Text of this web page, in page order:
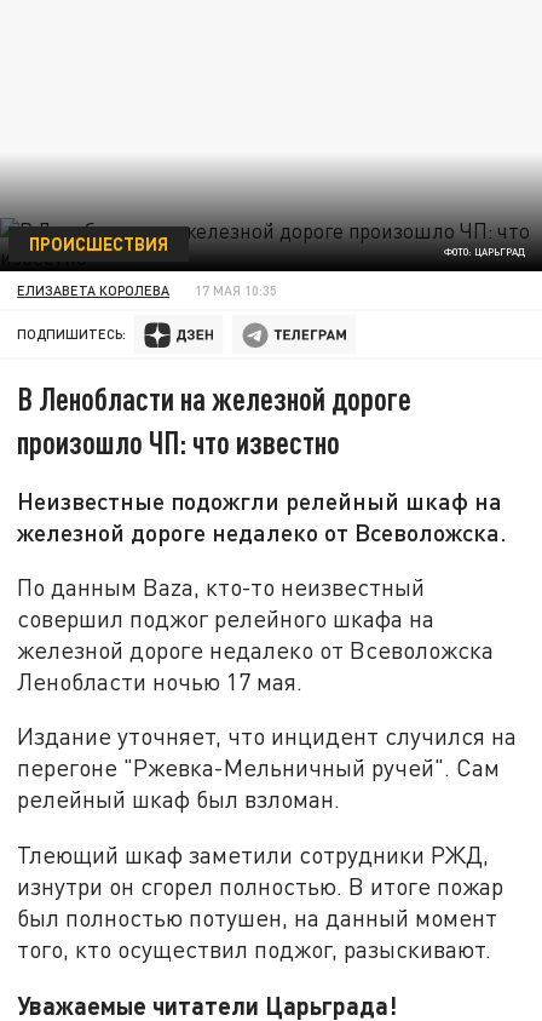
ФОТО: ЦАРЬГРАД
ПРОИСШЕСТВИЯ
ЕЛИЗАВЕТА КОРОЛЕВА 17 МАЯ 10:35
ПОДПИШИТЕСЬ:
В Ленобласти на железной дороге
произошло ЧП: что известно
Неизвестные подожгли релейный шкаф на
железной дороге недалеко от Всеволожска.
По данным Baza, кто-то неизвестный
совершил поджог релейного шкафа на
железной дороге недалеко от Всеволожска
Ленобласти ночью 17 мая.
Издание уточняет, что инцидент случился на
перегоне "Ржевка-Мельничный ручей". Сам
релейный шкаф был взломан.
Тлеющий шкаф заметили сотрудники РЖД,
изнутри он сгорел полностью. В итоге пожар
был полностью потушен, на данный момент
того, кто осуществил поджог, разыскивают.
Уважаемые читатели Царьграда!